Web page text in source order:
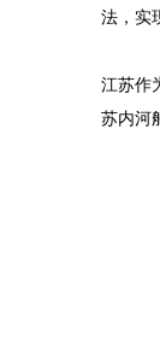
法，实
江苏作
苏内河